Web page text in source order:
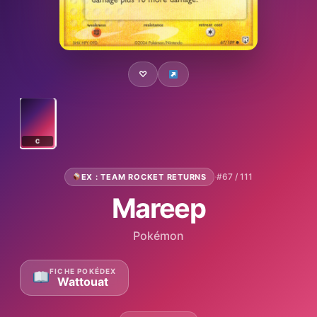
♡
C
EX : TEAM ROCKET RETURNS ·#67 / 111
Mareep
Pokémon
FICHE POKÉDEX
Wattouat